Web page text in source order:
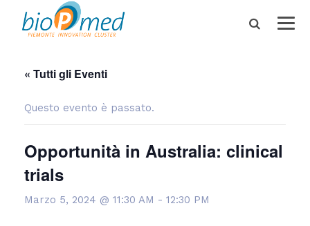
« Tutti gli Eventi
Questo evento è passato.
Opportunità in Australia: clinical
trials
Marzo 5, 2024 @ 11:30 AM - 12:30 PM